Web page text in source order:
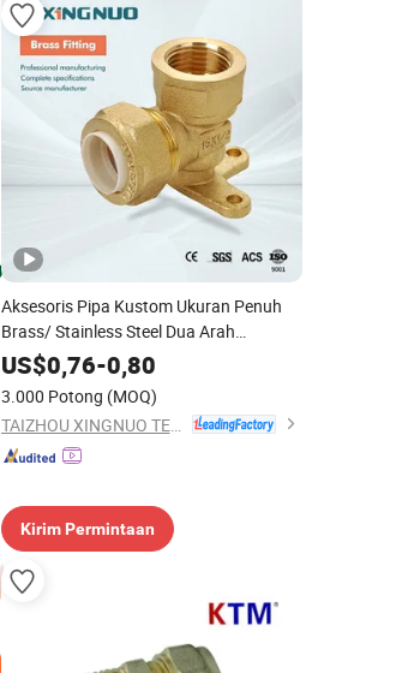
Aksesoris Pipa Kustom Ukuran Penuh
Brass/ Stainless Steel Dua Arah
Konektor Cepat Pipa Perlengkapan 90
Derajat Elbow Union 1/2 Inch~1"
Perlengkapan Brass
US$0,76-0,80
3.000 Potong (MOQ)
TAIZHOU XINGNUO TECHNOLOGY CO., LTD.
Kirim Permintaan